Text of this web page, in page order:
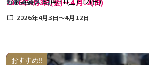
※「平家絵巻行列」は実施いたしません。それ
の募集はございません。
2026年4月3日(金)～４月12(日)
18:00-20:30
〇壱太郎(和太鼓)4/11(土)･12(日)
●出店（ライトップ期間中は飲食ブースやキ
●シャトルバス※令和8(2026)年はシャトルバ
★市内の体験＆アクティビティをまとめた便
24選！！
2026年4月3日～4月12日
おすすめ!!